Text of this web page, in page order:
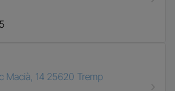
Macià, 14 25620 Tremp